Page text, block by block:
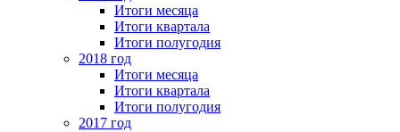
Итоги месяца
Итоги квартала
Итоги полугодия
2018 год
Итоги месяца
Итоги квартала
Итоги полугодия
2017 год